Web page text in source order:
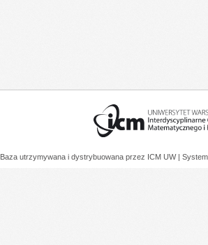
Baza utrzymywana i dystrybuowana przez ICM UW |